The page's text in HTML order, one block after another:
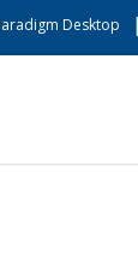
Desktop |